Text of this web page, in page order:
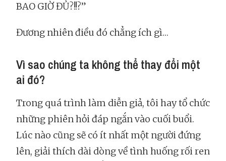
BAO GIỜ ĐỦ?!!?”
Đương nhiên điều đó chẳng ích gì…
Vì sao chúng ta không thể thay đổi một
ai đó?
Trong quá trình làm diễn giả, tôi hay tổ chức
những phiên hỏi đáp ngắn vào cuối buổi.
Lúc nào cũng sẽ có ít nhất một người đứng
lên, giải thích dài dòng về tình huống rối ren